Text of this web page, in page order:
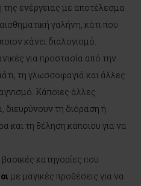
ενέργειας με αποτέλεσμα
γαλήνη, κάτι που
κάνει διαλογισμό.
για προστασία από την
τη γλωσσοφαγιά και άλλες
Κάποιες άλλες
διευρύνουν τη διόραση ή
και τη θέληση κάποιου για να
κατηγορίες που
με μαγικές προθέσεις για να